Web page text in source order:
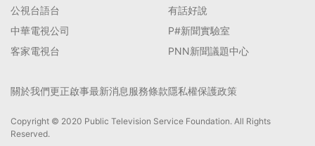
公視台語台
中華電視公司
客家電視台
有話好說
P#新聞實驗室
PNN新聞議題中心
關於我們更正啟事最新消息服務條款隱私權保護政策
Copyright © 2020 Public Television Service Foundation. All Rights
Reserved.